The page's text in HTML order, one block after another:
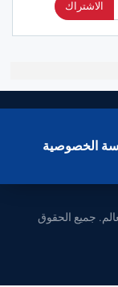
الاشتراك
الخصوصية
جميع الحقوق